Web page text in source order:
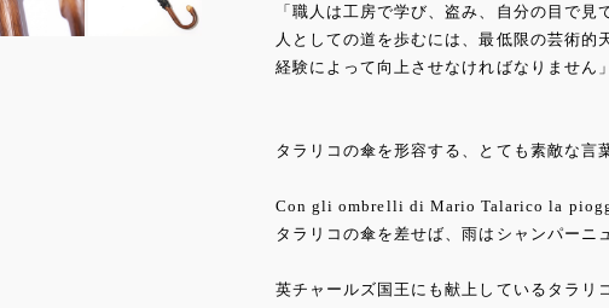
「職人は工房で学び、盗み、自分の目で
人としての道を歩むには、最低限の芸術
経験によって向上させなければなりません
タラリコの傘を形容する、とても素敵な言
Con gli ombrelli di Mario Talarico la
タラリコの傘を差せば、雨はシャンパーニ
英チャールズ国王にも献上しているタラリ